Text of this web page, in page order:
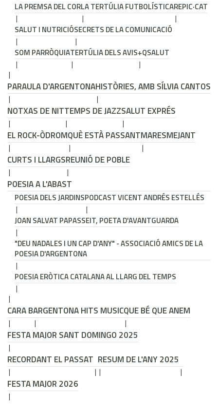
LA PREMSA DEL CORLA TERTÚLIA FUTBOLÍSTICAREPIC·CAT
SALUT I NUTRICIÓSECRETS DE LA COMUNICACIÓ
SOM PARRÒQUIATERTÚLIA DELS AVIS+QSALUT
PARAULA D'ARGENTONAHISTÒRIES, AMB SÍLVIA CANTOS
NOTXAS DE NITTEMPS DE JAZZSALUT EXPRÉS
EL ROCK-ÒDROMQUÈ ESTÀ PASSANTMARESMEJANT
CURTS I LLARGSREUNIÓ DE POBLE
POESIA A L'ABAST
POESIA DELS JARDINSPODCAST VICENT ANDRÉS ESTELLÉS
JOAN SALVAT PAPASSEIT, POETA D'AVANTGUARDA
"DEU NADALES I UN CAP D'ANY" - ASSOCIACIÓ AMICS DE LA
POESIA D'ARGENTONA
POESIA ERÒTICA CATALANA AL LLARG DEL TEMPS
CARA BARGENTONA HITS MUSICQUE BÉ QUE ANEM
FESTA MAJOR SANT DOMINGO 2025
RECORDANT EL PASSAT RESUM DE L'ANY 2025
FESTA MAJOR 2026